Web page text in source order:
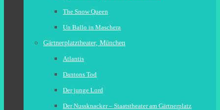
The Snow Queen
Un Ballo in Maschera
Gärtnerplatztheater, München
Atlantis
Dantons Tod
Der junge Lord
Der Nussknacker – Staatstheater am Gärtnerplatz